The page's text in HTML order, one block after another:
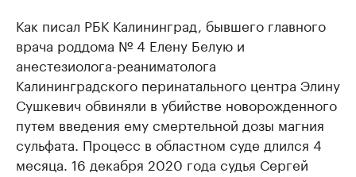
Как писал РБК Калининград, бывшего главного
врача роддома № 4 Елену Белую и
анестезиолога-реаниматолога
Калининградского перинатального центра Элину
Сушкевич обвиняли в убийстве новорожденного
путем введения ему смертельной дозы магния
сульфата. Процесс в областном суде длился 4
месяца. 16 декабря 2020 года судья Сергей